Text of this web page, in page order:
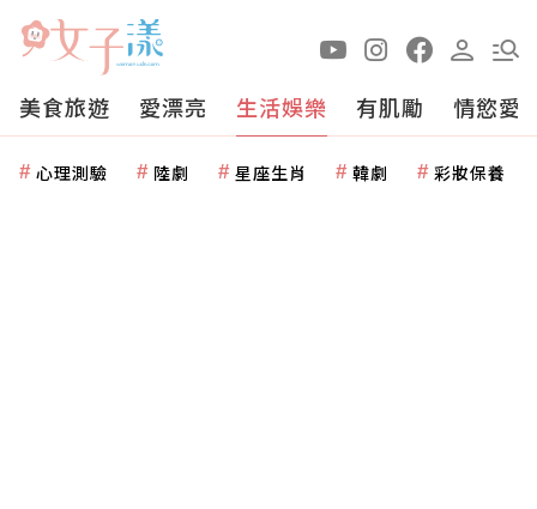
美食旅遊 愛漂亮 生活娛樂 有肌勵 情慾愛
心理測驗 陸劇 星座生肖 韓劇 彩妝保養